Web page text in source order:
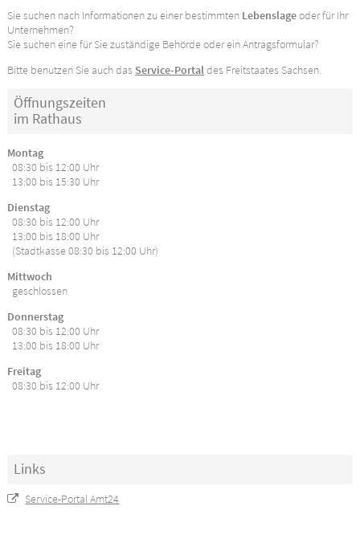
Sie suchen nach Informationen zu einer bestimmten Lebenslageoder für Ihr
Unternehmen?
Sie suchen eine für Sie zuständige Behörde oder ein Antragsformular?
Bitte benutzen Sie auch das Service-Portaldes Freitstaates Sachsen.
Öffnungszeiten
im Rathaus
Montag
08:30 bis 12:00 Uhr
13:00 bis 15:30 Uhr
Dienstag
08:30 bis 12:00 Uhr
13:00 bis 18:00 Uhr
(Stadtkasse 08:30 bis 12:00 Uhr)
Mittwoch
geschlossen
Donnerstag
08:30 bis 12:00 Uhr
13:00 bis 18:00 Uhr
Freitag
08:30 bis 12:00 Uhr
Links
Service-Portal Amt24